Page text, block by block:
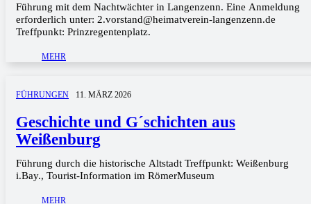
Führung mit dem Nachtwächter in Langenzenn. Eine Anmeldung
erforderlich unter: 2.vorstand@heimatverein-langenzenn.de
Treffpunkt: Prinzregentenplatz.
MEHR
FÜHRUNGEN 11. MÄRZ 2026
Geschichte und G´schichten aus
Weißenburg
Führung durch die historische Altstadt Treffpunkt: Weißenburg
i.Bay., Tourist-Information im RömerMuseum
MEHR